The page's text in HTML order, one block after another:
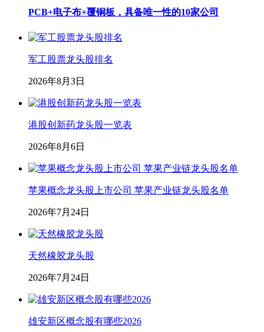
PCB+电子布+覆铜板，具备唯一性的10家公司
军工股票龙头股排名
2026年8月3日
港股创新药龙头股一览表
2026年8月6日
苹果概念龙头股上市公司 苹果产业链龙头股名单
2026年7月24日
天然橡胶龙头股
2026年7月24日
雄安新区概念股有哪些2026